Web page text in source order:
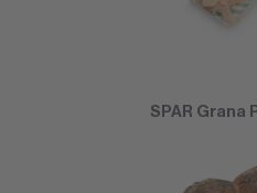
SPAR Grana